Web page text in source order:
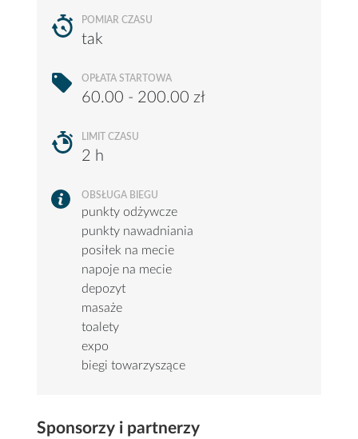
POMIAR CZASU
tak
OPŁATA STARTOWA
60.00 - 200.00 zł
LIMIT CZASU
2 h
OBSŁUGA BIEGU
punkty odżywcze
punkty nawadniania
posiłek na mecie
napoje na mecie
depozyt
masaże
toalety
expo
biegi towarzyszące
Sponsorzy i partnerzy